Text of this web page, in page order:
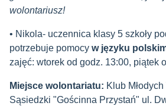
wolontariusz!
• Nikola- uczennica klasy 5 szkoły
potrzebuje pomocy w języku
zajęć: wtorek od godz. 13:00, piątek
Miejsce wolontariatu: Klub
Sąsiedzki "Gościnna Przystań" ul.